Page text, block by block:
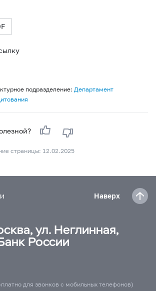
подразделение: Департамент
страницы: 12.02.2025
Наверх
ул. Неглинная,
России
для звонков с мобильных телефонов)